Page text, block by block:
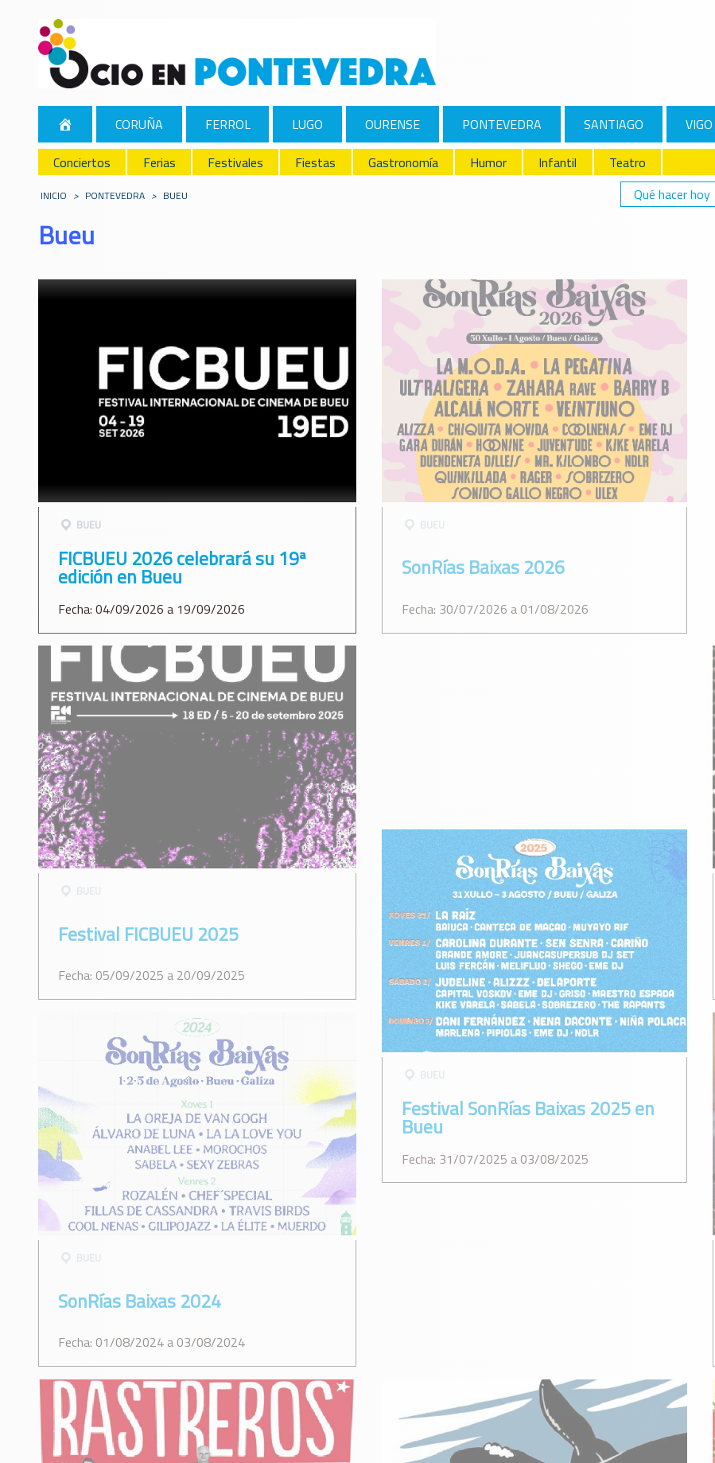
CORUÑA FERROL LUGO OURENSE PONTEVEDRA SANTIAGO VIGO
Conciertos
Ferias Festivales Fiestas Gastronomía Humor Infantil
Teatro
Qué hacer hoy
INICIO > PONTEVEDRA > BUEU
Bueu
BUEU
FICBUEU 2026 celebrará su 19ª
edición en Bueu
Fecha: 04/09/2026 a 19/09/2026
BUEU
SonRías Baixas 2026
Fecha: 30/07/2026 a 01/08/2026
Festival FICBUEU 2025
Fecha: 05/09/2025 a 20/09/2025
BUEU
Festival SonRías Baixas 2025 en
Bueu
Fecha: 31/07/2025 a 03/08/2025
SonRías Baixas 2024
Fecha: 01/08/2024 a 03/08/2024